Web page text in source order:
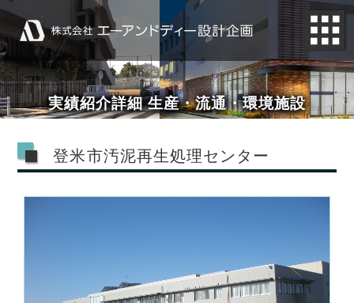
実績紹介詳細 生産・流通・環境施設
登米市汚泥再生処理センター